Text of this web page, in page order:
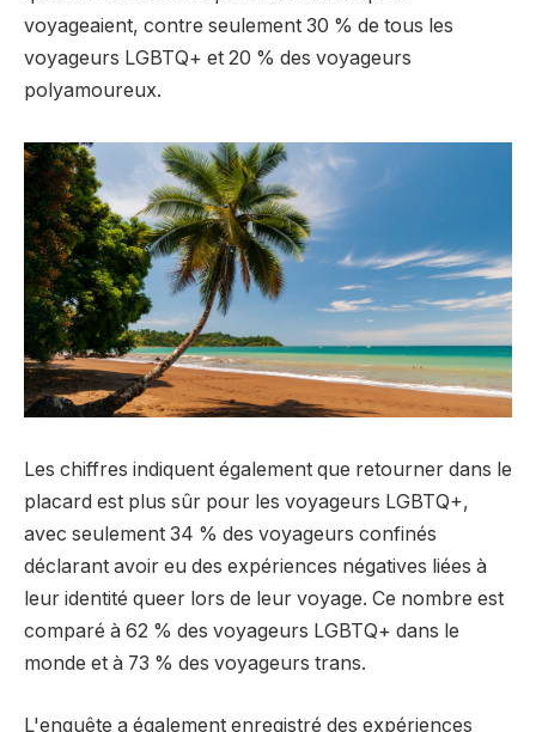
voyageaient, contre seulement 30 % de tous les
voyageurs LGBTQ+ et 20 % des voyageurs
polyamoureux.
Les chiffres indiquent également que retourner dans le
placard est plus sûr pour les voyageurs LGBTQ+,
avec seulement 34 % des voyageurs confinés
déclarant avoir eu des expériences négatives liées à
leur identité queer lors de leur voyage. Ce nombre est
comparé à 62 % des voyageurs LGBTQ+ dans le
monde et à 73 % des voyageurs trans.
L'enquête a également enregistré des expériences